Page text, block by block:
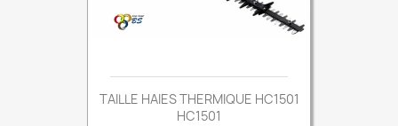
TAILLE HAIES THERMIQUE HC1501
HC1501